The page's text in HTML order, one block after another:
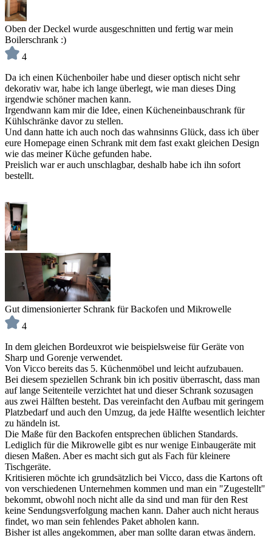
Oben der Deckel wurde ausgeschnitten und fertig war mein
Boilerschrank :)
4
Da ich einen Küchenboiler habe und dieser optisch nicht sehr
dekorativ war, habe ich lange überlegt, wie man dieses Ding
irgendwie schöner machen kann.
Irgendwann kam mir die Idee, einen Kücheneinbauschrank für
Kühlschränke davor zu stellen.
Und dann hatte ich auch noch das wahnsinns Glück, dass ich über
eure Homepage einen Schrank mit dem fast exakt gleichen Design
wie das meiner Küche gefunden habe.
Preislich war er auch unschlagbar, deshalb habe ich ihn sofort
bestellt.
Gut dimensionierter Schrank für Backofen und Mikrowelle
4
In dem gleichen Bordeuxrot wie beispielsweise für Geräte von
Sharp und Gorenje verwendet.
Von Vicco bereits das 5. Küchenmöbel und leicht aufzubauen.
Bei diesem speziellen Schrank bin ich positiv überrascht, dass man
auf lange Seitenteile verzichtet hat und dieser Schrank sozusagen
aus zwei Hälften besteht. Das vereinfacht den Aufbau mit geringem
Platzbedarf und auch den Umzug, da jede Hälfte wesentlich leichter
zu händeln ist.
Die Maße für den Backofen entsprechen üblichen Standards.
Lediglich für die Mikrowelle gibt es nur wenige Einbaugeräte mit
diesen Maßen. Aber es macht sich gut als Fach für kleinere
Tischgeräte.
Kritisieren möchte ich grundsätzlich bei Vicco, dass die Kartons oft
von verschiedenen Unternehmen kommen und man ein "Zugestellt"
bekommt, obwohl noch nicht alle da sind und man für den Rest
keine Sendungsverfolgung machen kann. Daher auch nicht heraus
findet, wo man sein fehlendes Paket abholen kann.
Bisher ist alles angekommen, aber man sollte daran etwas ändern.